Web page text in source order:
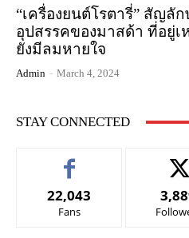
“เครื่องยนต์โรตารี่” สัญลั
อุปสรรคของมาสด้า ที่อยู่
ยังมีลมหายใจ
Admin - March 4, 2024
STAY CONNECTED
22,043
Fans